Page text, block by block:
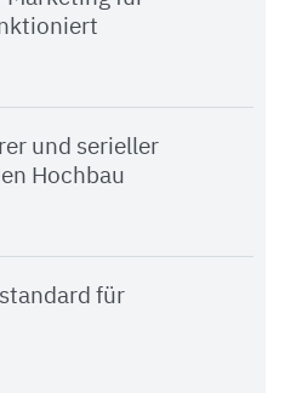
und serieller
Hochbau
für